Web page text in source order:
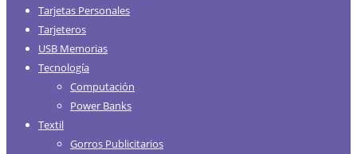
Tarjetas Personales
Tarjeteros
USB Memorias
Tecnología
Computación
Power Banks
Textil
Gorros Publicitarios